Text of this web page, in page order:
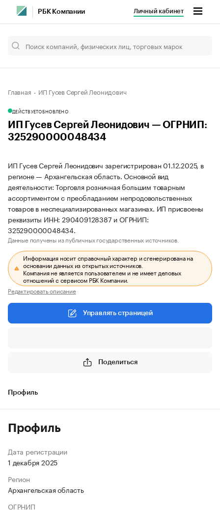
РБК Компании Личный кабинет
Главная ИП Гусев Сергей Леонидович
ДЕЙСТВУЕТОБНОВЛЕНО
ИП Гусев Сергей Леонидович — ОГРНИП:
325290000048434
ИП Гусев Сергей Леонидович зарегистрирован 01.12.2025, в
регионе — Архангельская область. Основной вид
деятельности: Торговля розничная большим товарным
ассортиментом с преобладанием непродовольственных
товаров в неспециализированных магазинах. ИП присвоены
реквизиты ИНН: 290409128387 и ОГРНИП:
325290000048434.
Данные получены из публичных государственных источников.
Информация носит справочный характер и сгенерирована на
основании данных из открытых источников.
Компания не является пользователем и не имеет деловых
отношений с сервисом РБК Компании.
Редактировать описание
Управлять страницей
Поделиться
Профиль
Профиль
Дата регистрации
1 декабря 2025
Регион
Архангельская область
ОГРНИП